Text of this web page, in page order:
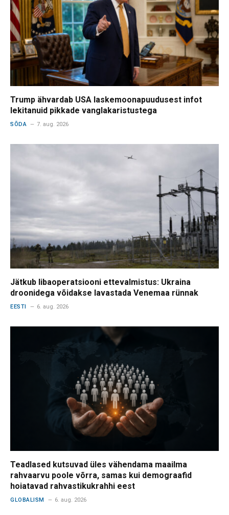
Trump ähvardab USA laskemoonapuudusest infot
lekitanuid pikkade vanglakaristustega
SÕDA 7. aug. 2026
Jätkub libaoperatsiooni ettevalmistus: Ukraina
droonidega võidakse lavastada Venemaa rünnak
EESTI 6. aug. 2026
Teadlased kutsuvad üles vähendama maailma
rahvaarvu poole võrra, samas kui demograafid
hoiatavad rahvastikukrahhi eest
GLOBALISM 6. aug. 2026